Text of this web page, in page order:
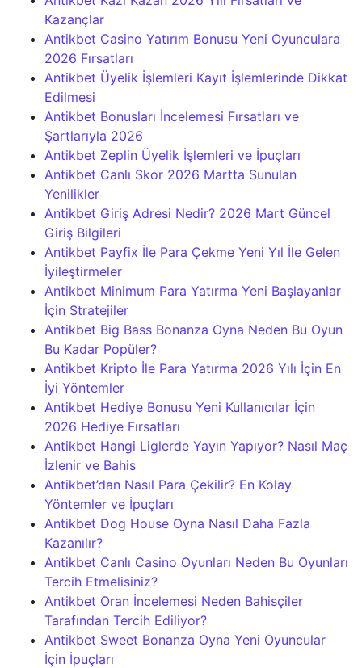
Kazançlar
Antikbet Casino Yatırım Bonusu Yeni Oyunculara
2026 Fırsatları
Antikbet Üyelik İşlemleri Kayıt İşlemlerinde Dikkat
Edilmesi
Antikbet Bonusları İncelemesi Fırsatları ve
Şartlarıyla 2026
Antikbet Zeplin Üyelik İşlemleri ve İpuçları
Antikbet Canlı Skor 2026 Martta Sunulan
Yenilikler
Antikbet Giriş Adresi Nedir? 2026 Mart Güncel
Giriş Bilgileri
Antikbet Payfix İle Para Çekme Yeni Yıl İle Gelen
İyileştirmeler
Antikbet Minimum Para Yatırma Yeni Başlayanlar
İçin Stratejiler
Antikbet Big Bass Bonanza Oyna Neden Bu Oyun
Bu Kadar Popüler?
Antikbet Kripto İle Para Yatırma 2026 Yılı İçin En
İyi Yöntemler
Antikbet Hediye Bonusu Yeni Kullanıcılar İçin
2026 Hediye Fırsatları
Antikbet Hangi Liglerde Yayın Yapıyor? Nasıl Maç
İzlenir ve Bahis
Antikbet’dan Nasıl Para Çekilir? En Kolay
Yöntemler ve İpuçları
Antikbet Dog House Oyna Nasıl Daha Fazla
Kazanılır?
Antikbet Canlı Casino Oyunları Neden Bu Oyunları
Tercih Etmelisiniz?
Antikbet Oran İncelemesi Neden Bahisçiler
Tarafından Tercih Ediliyor?
Antikbet Sweet Bonanza Oyna Yeni Oyuncular
İçin İpuçları